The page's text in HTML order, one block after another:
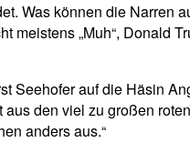
Was können die Narren
„Muh“, Donald
auf die Häsin
den viel zu großen
anders aus.“